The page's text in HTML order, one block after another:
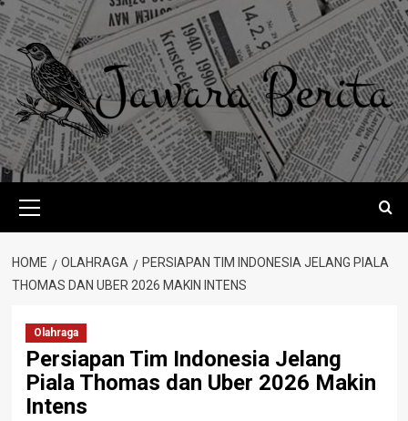
Skip
to
content
Menu
HOME OLAHRAGA
PERSIAPAN TIM INDONESIA JELANG PIALA
THOMAS DAN UBER 2026 MAKIN INTENS
Olahraga
Persiapan Tim Indonesia Jelang
Piala Thomas dan Uber 2026 Makin
Intens